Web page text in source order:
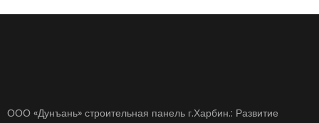
ООО «Дунъань» строительная панель г.Харбин.: Развитие